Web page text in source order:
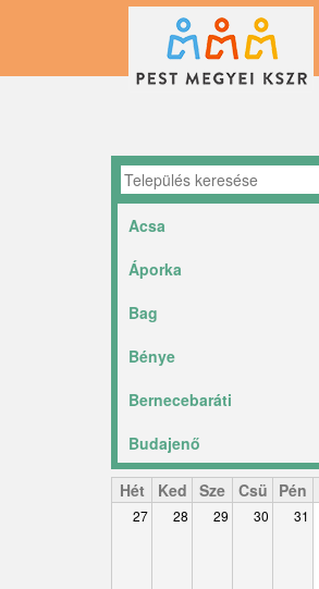
tartalomra
Acsa
Áporka
Bag
Bénye
Bernecebaráti
Budajenő
Ceglédbercel
Hét Ked Sze Csü Pén
27 28 29 30 31